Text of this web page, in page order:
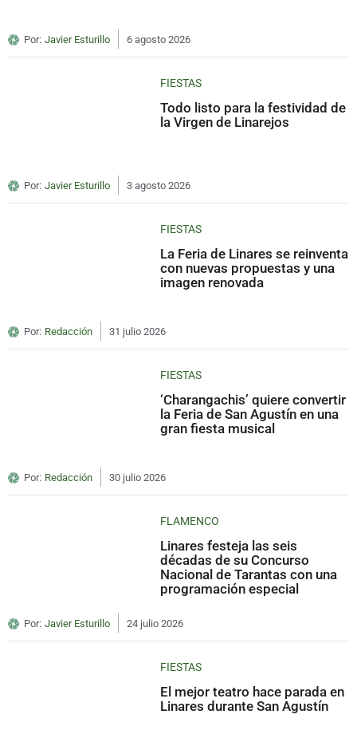
Por: Javier Esturillo 6 agosto 2026
FIESTAS
Todo listo para la festividad de
la Virgen de Linarejos
Por: Javier Esturillo 3 agosto 2026
FIESTAS
La Feria de Linares se reinventa
con nuevas propuestas y una
imagen renovada
Por: Redacción 31 julio 2026
FIESTAS
‘Charangachis’ quiere convertir
la Feria de San Agustín en una
gran fiesta musical
Por: Redacción 30 julio 2026
FLAMENCO
Linares festeja las seis
décadas de su Concurso
Nacional de Tarantas con una
programación especial
Por: Javier Esturillo 24 julio 2026
FIESTAS
El mejor teatro hace parada en
Linares durante San Agustín